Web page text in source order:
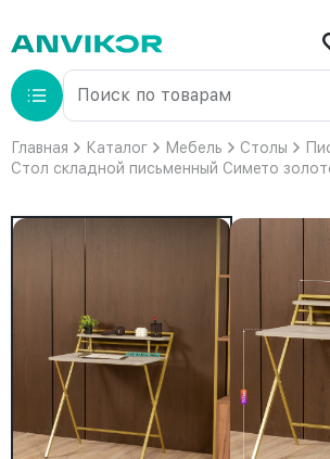
Главная Каталог Мебель Столы
Стол складной письменный Симетo